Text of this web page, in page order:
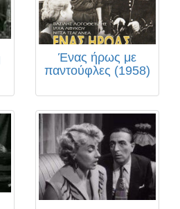
Ένας ήρως με
παντούφλες (1958)